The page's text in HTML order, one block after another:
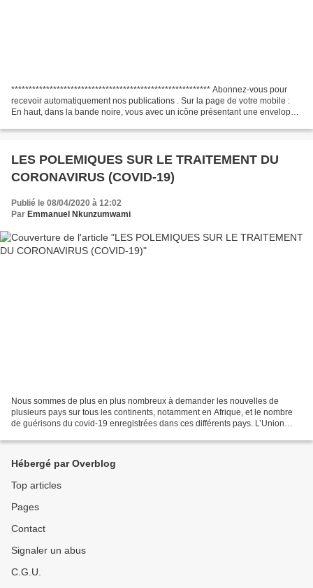
********************************************************* Abonnez-vous pour
recevoir automatiquement nos publications . Sur la page de votre mobile :
En haut, dans la bande noire, vous avec un icône présentant une enveloppe
LES POLEMIQUES SUR LE TRAITEMENT DU
CORONAVIRUS (COVID-19)
Publié le 08/04/2020 à 12:02
Par Emmanuel Nkunzumwami
Nous sommes de plus en plus nombreux à demander les nouvelles de
plusieurs pays sur tous les continents, notamment en Afrique, et le nombre
de guérisons du covid-19 enregistrées dans ces différents pays. L’Union
Hébergé par Overblog
Top articles
Pages
Contact
Signaler un abus
C.G.U.